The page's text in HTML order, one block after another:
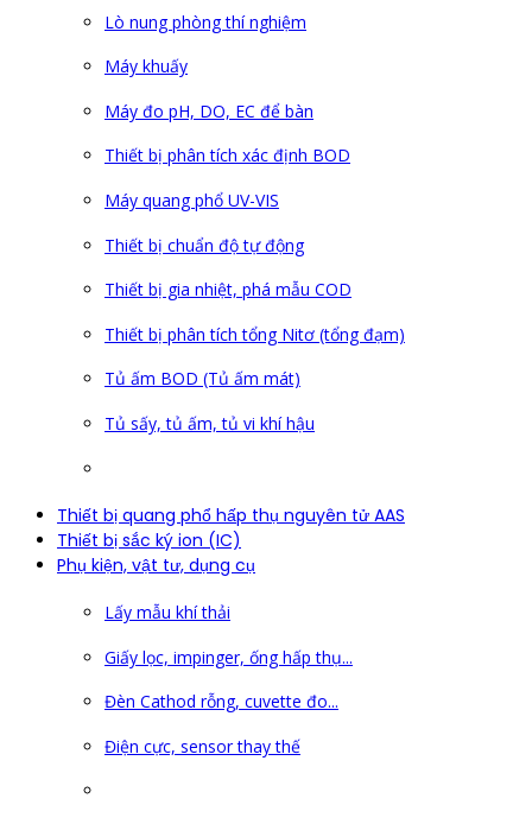
Lò nung phòng thí nghiệm
Máy khuấy
Máy đo pH, DO, EC để bàn
Thiết bị phân tích xác định BOD
Máy quang phổ UV-VIS
Thiết bị chuẩn độ tự động
Thiết bị gia nhiệt, phá mẫu COD
Thiết bị phân tích tổng Nitơ (tổng đạm)
Tủ ấm BOD (Tủ ấm mát)
Tủ sấy, tủ ấm, tủ vi khí hậu
Thiết bị quang phổ hấp thụ nguyên tử AAS
Thiết bị sắc ký ion (IC)
Phụ kiện, vật tư, dụng cụ
Lấy mẫu khí thải
Giấy lọc, impinger, ống hấp thụ...
Đèn Cathod rỗng, cuvette đo...
Điện cực, sensor thay thế